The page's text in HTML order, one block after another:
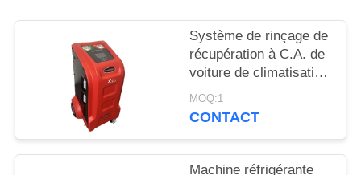
Système de rinçage de
récupération à C.A. de
voiture de climatisation
réfrigérante de
machine
MOQ:1
CONTACT
Machine réfrigérante